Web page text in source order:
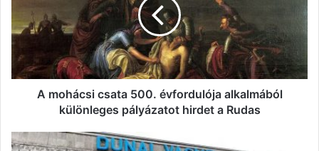
évfordulója
alkalmából
különleges
pályázatot
hirdet
A mohácsi csata 500. évfordulója alkalmából
különleges pályázatot hirdet a Rudas
A